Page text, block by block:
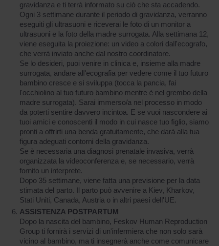
gravidanza e ti terrà informato su ciò che sta accadendo.
Ogni 3 settimane durante il periodo di gravidanza, verranno
eseguiti gli ultrasuoni e riceverai le foto di un monitor a
ultrasuoni e la foto della madre surrogata. Alla settimana 12,
viene eseguita la proiezione: un video a colori dall'ecografo,
che verrà inviato anche dal nostro coordinatore.
Se lo desideri, puoi venire in clinica e, insieme alla madre
surrogata, andare all'ecografia per vedere come il tuo futuro
bambino cresce e si sviluppa (tocca la pancia, fai
l'occhiolino al tuo futuro bambino mentre è nel grembo della
madre surrogata). Sarai immerso/a nel processo in modo
da poterti sentire davvero incintoa. E se vuoi nascondere ai
tuoi amici e conoscenti il modo in cui nasce tuo figlio, siamo
pronti a offrirti una benda gratuitamente, che darà alla tua
figura adeguati contorni della gravidanza.
Se è necessaria una diagnosi prenatale invasiva, verrà
organizzata la videoconferenza e, se necessario, verrà
fornito un interprete.
Dopo 35 settimane, viene fatta una previsione per la data
stimata del parto. Il parto può avvenire a Kiev, Kharkov,
Stati Uniti, Canada, Austria o in altri paesi dell'UE.
ASSISTENZA POSTPARTUM
Dopo la nascita del bambino, Feskov Human Reproduction
Group ti fornirà i servizi di un'infermiera che non solo sarà
vicino al bambino, ma ti insegnerà anche come comunicare